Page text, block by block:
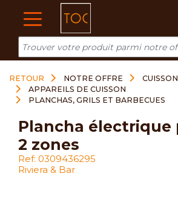
RETOUR NOTRE OFFRE
CUISSON
APPAREILS DE CUISSON
PLANCHAS, GRILS ET BARBECUES
plancha électrique pro inox
2 zones
Ref: 0309436295
Riviera & Bar
Cookies management panel